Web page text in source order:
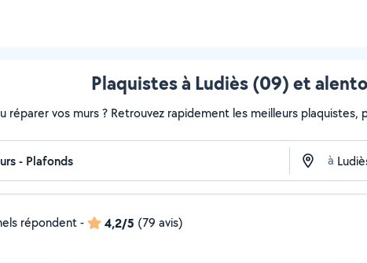
Plaquistes à Ludiès (09) et
réparer vos murs ? Retrouvez rapidement les meilleurs
à
répondent- 4,2/5 (79 avis)